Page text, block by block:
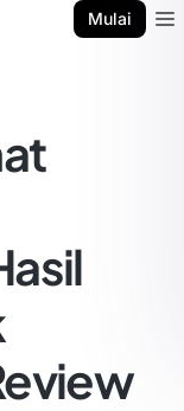
Mulai